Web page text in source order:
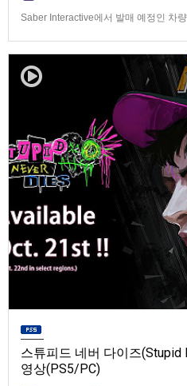
Saber Interactive에서 발매 예정인 차
을 운영하는 드라이버가 되어라
스튜피드 네버 다이즈
영상(PS5/PC)